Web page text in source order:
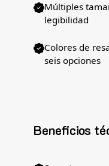
Múltiples
legibilidad
Colores de
seis opciones
Beneficios